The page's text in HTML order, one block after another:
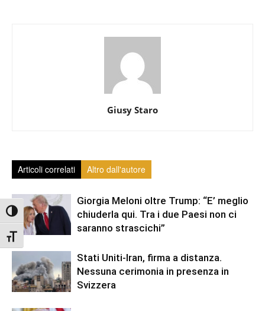
Attiva/disattiva alto contrasto
Attiva/disattiva dimensione testo
Giusy Staro
Articoli correlati Altro dall'autore
Giorgia Meloni oltre Trump: “E’ meglio
chiuderla qui. Tra i due Paesi non ci
saranno strascichi”
Stati Uniti-Iran, firma a distanza.
Nessuna cerimonia in presenza in
Svizzera